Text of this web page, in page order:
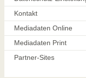
Kontakt
Mediadaten Online
Mediadaten Print
Partner-Sites